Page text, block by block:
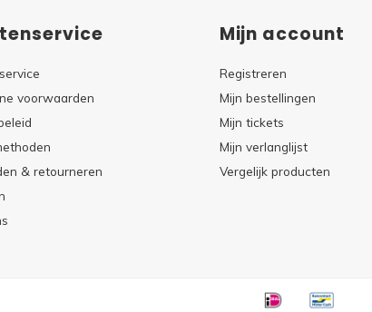
voorwaarden
& retourneren
Mijn account
Registreren
Mijn bestellingen
Mijn tickets
Mijn verlanglijst
Vergelijk producten